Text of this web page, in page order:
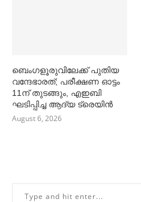
ബെംഗളൂരുവിലേക്ക് പുതിയ
വന്ദേഭാരത്; പരീക്ഷണ ഓട്ടം
11ന് തുടങ്ങും, എഇബി
ഘടിപ്പിച്ച ആദ്യ ട്രെയിന്‍
August 6, 2026